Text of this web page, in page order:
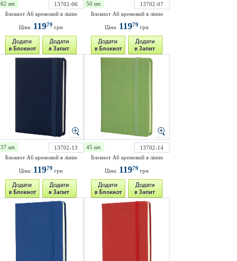
62 шт.
13702-06
Блокнот А6 кремовий в лінію
Ціна: 11979 грн
50 шт.
13702-07
Блокнот А6 кремовий в лінію
Ціна: 11979 грн
37 шт.
13702-13
Блокнот А6 кремовий в лінію
Ціна: 11979 грн
45 шт.
13702-14
Блокнот А6 кремовий в лінію
Ціна: 11979 грн